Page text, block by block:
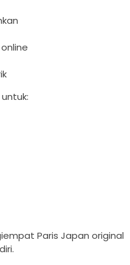
Paris Japan original